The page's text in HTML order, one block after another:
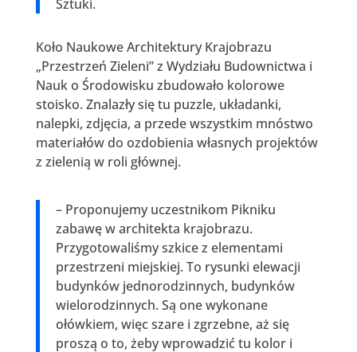
Sztuki.
Koło Naukowe Architektury Krajobrazu
„Przestrzeń Zieleni” z Wydziału Budownictwa i
Nauk o Środowisku zbudowało kolorowe
stoisko. Znalazły się tu puzzle, układanki,
nalepki, zdjęcia, a przede wszystkim mnóstwo
materiałów do ozdobienia własnych projektów
z zielenią w roli głównej.
– Proponujemy uczestnikom Pikniku
zabawę w architekta krajobrazu.
Przygotowaliśmy szkice z elementami
przestrzeni miejskiej. To rysunki elewacji
budynków jednorodzinnych, budynków
wielorodzinnych. Są one wykonane
ołówkiem, więc szare i zgrzebne, aż się
proszą o to, żeby wprowadzić tu kolor i